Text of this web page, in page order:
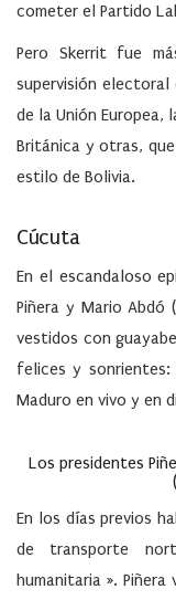
cometer el Partido
Pero Skerrit fue
supervisión electoral
de la Unión Europea,
Británica y otras,
estilo de Bolivia.
Cúcuta
En el escandaloso
Piñera y Mario Abdó
vestidos con
felices y sonrientes:
Maduro en vivo y en
Los presidentes
En los días previos
de transporte
humanitaria ».